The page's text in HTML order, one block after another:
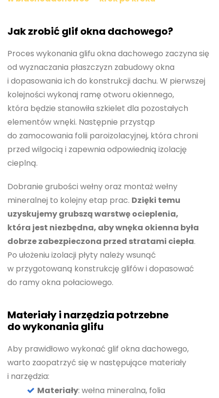
Jak zrobić glif okna dachowego?
Proces wykonania glifu okna dachowego zaczyna się
od wyznaczania płaszczyzn zabudowy okna
i dopasowania ich do konstrukcji dachu. W pierwszej
kolejności wykonaj ramę otworu okiennego,
która będzie stanowiła szkielet dla pozostałych
elementów wnęki. Następnie przystąp
do zamocowania folii paroizolacyjnej, która chroni
przed wilgocią i zapewnia odpowiednią izolację
cieplną.
Dobranie grubości wełny oraz montaż wełny
mineralnej to kolejny etap prac. Dzięki temu
uzyskujemy grubszą warstwę ocieplenia,
która jest niezbędna, aby wnęka okienna była
dobrze zabezpieczona przed stratami ciepła.
Po ułożeniu izolacji płyty należy wsunąć
w przygotowaną konstrukcję glifów i dopasować
do ramy okna połaciowego.
Materiały i narzędzia potrzebne
do wykonania glifu
Aby prawidłowo wykonać glif okna dachowego,
warto zaopatrzyć się w następujące materiały
i narzędzia:
Materiały: wełna mineralna, folia